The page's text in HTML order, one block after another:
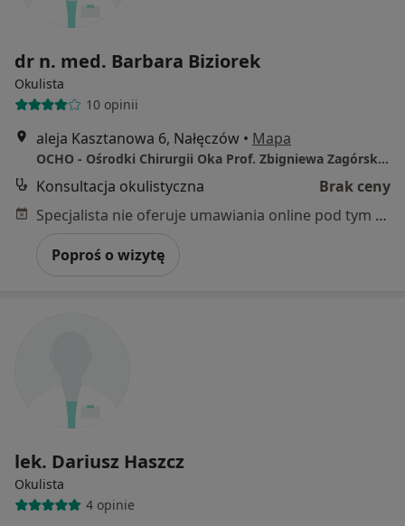
dr n. med. Barbara Biziorek
Okulista
10 opinii
aleja Kasztanowa 6, Nałęczów • Mapa
OCHO - Ośrodki Chirurgii Oka Prof. Zbigniewa Zagórskiego
Konsultacja okulistyczna
Brak ceny
Specjalista nie oferuje umawiania online pod tym adresem.
Poproś o wizytę
lek. Dariusz Haszcz
Okulista
4 opinie